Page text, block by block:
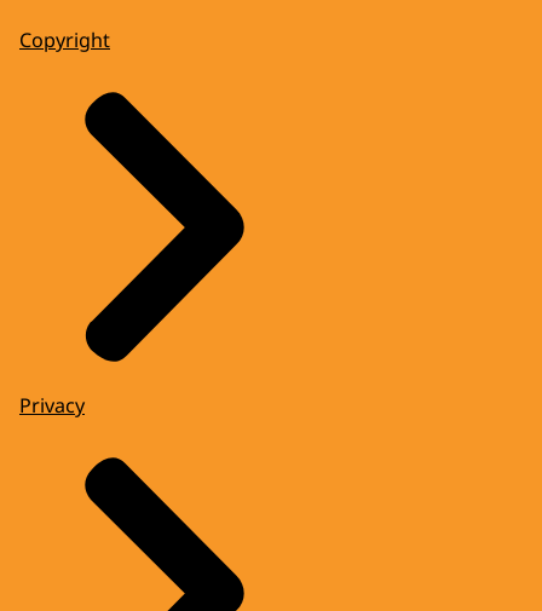
Copyright
Privacy